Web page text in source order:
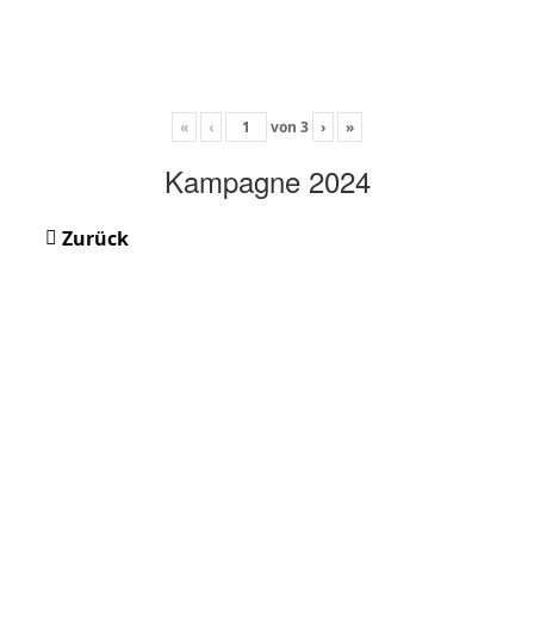
« ‹ von 3 › »
Kampagne 2024
Zurück